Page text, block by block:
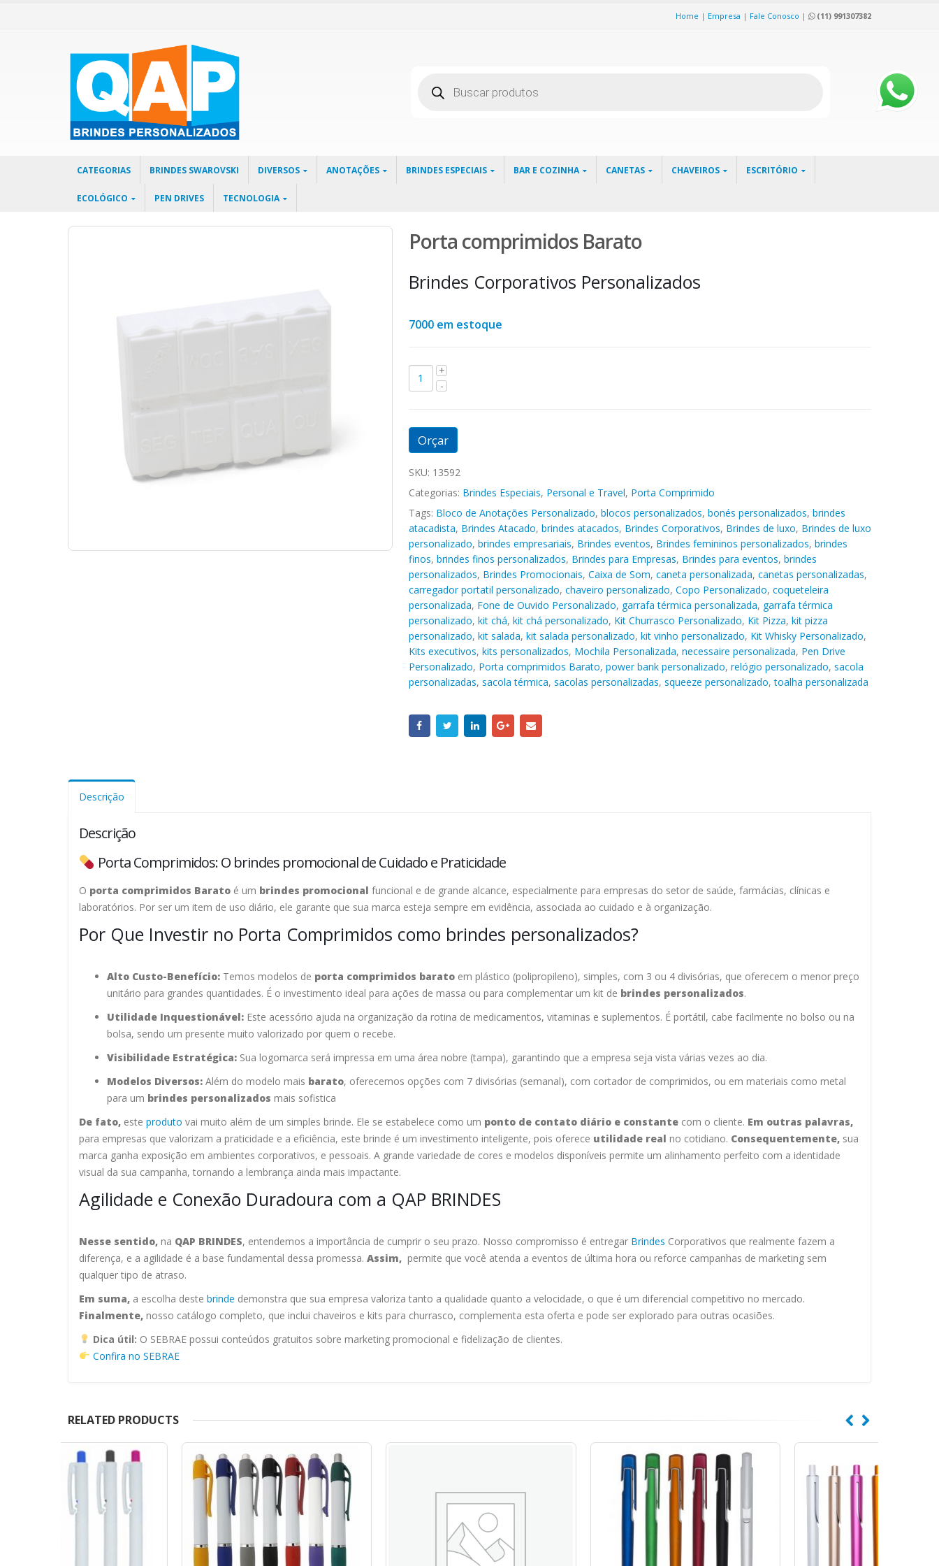
Home | Empresa | Fale Conosco | (11) 991307382
produtos
CATEGORIAS BRINDES SWAROVSKI DIVERSOS ANOTAÇÕES BRINDES ESPECIAIS BAR E COZINHA CANETAS CHAVEIROS ESCRITÓRIO
ECOLÓGICO PEN DRIVES TECNOLOGIA
Porta comprimidos Barato
Brindes Corporativos Personalizados
7000 em estoque
Orçar
SKU: 13592
Categorias: Brindes Especiais, Personal e Travel, Porta Comprimido
Tags: Bloco de Anotações Personalizado, blocos personalizados, bonés personalizados, brindes
atacadista, Brindes Atacado, brindes atacados, Brindes Corporativos, Brindes de luxo, Brindes de luxo
personalizado, brindes empresariais, Brindes eventos, Brindes femininos personalizados, brindes
finos, brindes finos personalizados, Brindes para Empresas, Brindes para eventos, brindes
personalizados, Brindes Promocionais, Caixa de Som, caneta personalizada, canetas personalizadas,
carregador portatil personalizado, chaveiro personalizado, Copo Personalizado, coqueteleira
personalizada, Fone de Ouvido Personalizado, garrafa térmica personalizada, garrafa térmica
personalizado, kit chá, kit chá personalizado, Kit Churrasco Personalizado, Kit Pizza, kit pizza
personalizado, kit salada, kit salada personalizado, kit vinho personalizado, Kit Whisky Personalizado,
Kits executivos, kits personalizados, Mochila Personalizada, necessaire personalizada, Pen Drive
Personalizado, Porta comprimidos Barato, power bank personalizado, relógio personalizado, sacola
personalizadas, sacola térmica, sacolas personalizadas, squeeze personalizado,toalha personalizada
Descrição
Descrição
Porta Comprimidos: O brindes promocional de Cuidado e Praticidade
O porta comprimidos Barato é um brindes promocional funcional e de grande alcance, especialmente para empresas do setor de saúde, farmácias, clínicas e
laboratórios. Por ser um item de uso diário, ele garante que sua marca esteja sempre em evidência, associada ao cuidado e à organização.
Por Que Investir no Porta Comprimidos como brindes personalizados?
Alto Custo-Benefício: Temos modelos de porta comprimidos barato em plástico (polipropileno), simples, com 3 ou 4 divisórias, que oferecem o menor preço
unitário para grandes quantidades. É o investimento ideal para ações de massa ou para complementar um kit de brindes personalizados.
Utilidade Inquestionável: Este acessório ajuda na organização da rotina de medicamentos, vitaminas e suplementos. É portátil, cabe facilmente no bolso ou na
bolsa, sendo um presente muito valorizado por quem o recebe.
Visibilidade Estratégica: Sua logomarca será impressa em uma área nobre (tampa), garantindo que a empresa seja vista várias vezes ao dia.
Modelos Diversos: Além do modelo mais barato, oferecemos opções com 7 divisórias (semanal), com cortador de comprimidos, ou em materiais como metal
para um brindes personalizados mais sofistica
De fato, este produto vai muito além de um simples brinde. Ele se estabelece como um ponto de contato diário e constante com o cliente. Em outras palavras,
para empresas que valorizam a praticidade e a eficiência, este brinde é um investimento inteligente, pois oferece utilidade real no cotidiano. Consequentemente, sua
marca ganha exposição em ambientes corporativos, e pessoais. A grande variedade de cores e modelos disponíveis permite um alinhamento perfeito com a identidade
visual da sua campanha, tornando a lembrança ainda mais impactante.
Agilidade e Conexão Duradoura com a QAP BRINDES
Nesse sentido, na QAP BRINDES, entendemos a importância de cumprir o seu prazo. Nosso compromisso é entregar Brindes Corporativos que realmente fazem a
diferença, e a agilidade é a base fundamental dessa promessa. Assim, permite que você atenda a eventos de última hora ou reforce campanhas de marketing sem
qualquer tipo de atraso.
Em suma, a escolha deste brinde demonstra que sua empresa valoriza tanto a qualidade quanto a velocidade, o que é um diferencial competitivo no mercado.
Finalmente, nosso catálogo completo, que inclui chaveiros e kits para churrasco, complementa esta oferta e pode ser explorado para outras ocasiões.
Dica útil: O SEBRAE possui conteúdos gratuitos sobre marketing promocional e fidelização de clientes.
Confira no SEBRAE
RELATED PRODUCTS